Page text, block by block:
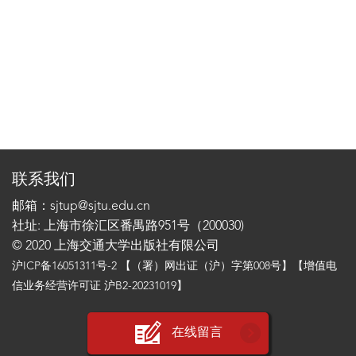
联系我们
邮箱：sjtup@sjtu.edu.cn
社址: 上海市徐汇区番禺路951号（200030)
© 2020 上海交通大学出版社有限公司
沪ICP备16051311号-2 【（署）网出证（沪）字第008号】【增值电
信业务经营许可证 沪B2-20231019】
在线留言